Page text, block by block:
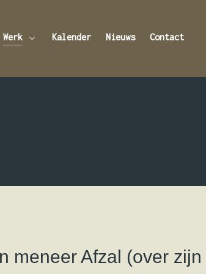
Werk Kalender Nieuws Contact
meneer Afzal (over zijn